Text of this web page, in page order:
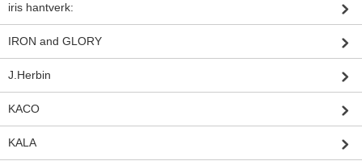
iris hantverk:
IRON and GLORY
J.Herbin
KACO
KALA